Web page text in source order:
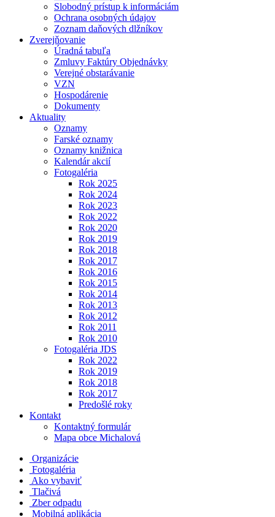
Slobodný prístup k informáciám
Ochrana osobných údajov
Zoznam daňových dlžníkov
Zverejňovanie
Úradná tabuľa
Zmluvy Faktúry Objednávky
Verejné obstarávanie
VZN
Hospodárenie
Dokumenty
Aktuality
Oznamy
Farské oznamy
Oznamy knižnica
Kalendár akcií
Fotogaléria
Rok 2025
Rok 2024
Rok 2023
Rok 2022
Rok 2020
Rok 2019
Rok 2018
Rok 2017
Rok 2016
Rok 2015
Rok 2014
Rok 2013
Rok 2012
Rok 2011
Rok 2010
Fotogaléria JDS
Rok 2022
Rok 2019
Rok 2018
Rok 2017
Predošlé roky
Kontakt
Kontaktný formulár
Mapa obce Michalová
Organizácie
Fotogaléria
Ako vybaviť
Tlačivá
Zber odpadu
Mobilná aplikácia